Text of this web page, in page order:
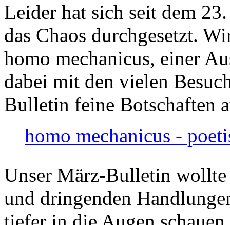
Leider hat sich seit dem
das Chaos durchgesetzt.
homo mechanicus, einer
dabei mit den vielen
Bulletin feine Botschaften
homo mechanicus -
Unser März-Bulletin
und dringenden